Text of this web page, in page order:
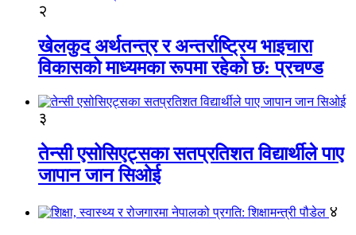
२
खेलकुद अर्थतन्त्र र अन्तर्राष्ट्रिय भाइचारा
विकासको माध्यमका रूपमा रहेको छ: प्रचण्ड
३
तेन्सी एसोसिएट्सका सतप्रतिशत विद्यार्थीले पाए
जापान जान सिओई
४